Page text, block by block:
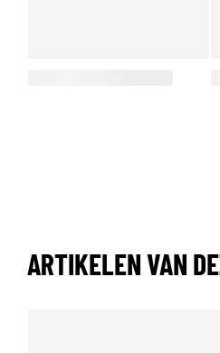
ARTIKELEN VAN